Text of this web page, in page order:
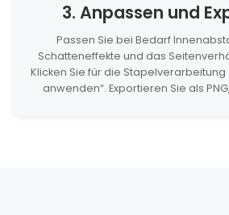
3. Anpassen und
Passen Sie bei Bedarf
Schatteneffekte und das
Klicken Sie für die Stapelverarbeitung
anwenden“. Exportieren Sie als PNG,